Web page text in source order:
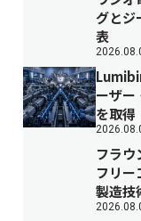
グとジ
表
ーザー
を取得
フラウ
フリー
製造技